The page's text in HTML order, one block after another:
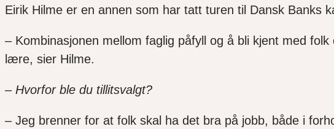
Eirik Hilme er en annen som har tatt turen til Dansk Banks
– Kombinasjonen mellom faglig påfyll og å bli kjent med
lære, sier Hilme.
– Hvorfor ble du tillitsvalgt?
– Jeg brenner for at folk skal ha det bra på jobb, både i